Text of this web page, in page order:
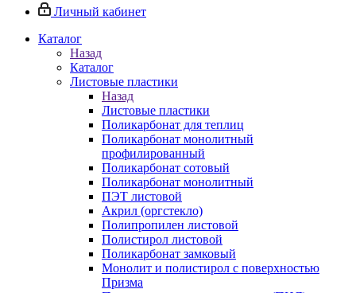
Личный кабинет
Каталог
Назад
Каталог
Листовые пластики
Назад
Листовые пластики
Поликарбонат для теплиц
Поликарбонат монолитный
профилированный
Поликарбонат сотовый
Поликарбонат монолитный
ПЭТ листовой
Акрил (оргстекло)
Полипропилен листовой
Полистирол листовой
Поликарбонат замковый
Монолит и полистирол с поверхностью
Призма